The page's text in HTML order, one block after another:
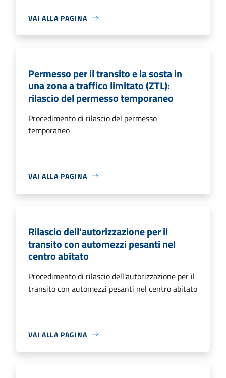
VAI ALLA PAGINA
Permesso per il transito e la sosta in
una zona a traffico limitato (ZTL):
rilascio del permesso temporaneo
Procedimento di rilascio del permesso
temporaneo
VAI ALLA PAGINA
Rilascio dell'autorizzazione per il
transito con automezzi pesanti nel
centro abitato
Procedimento di rilascio dell'autorizzazione per il
transito con automezzi pesanti nel centro abitato
VAI ALLA PAGINA